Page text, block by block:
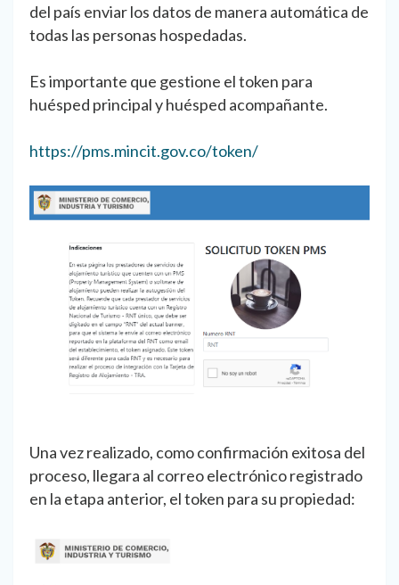
del país enviar los datos de manera automática de
todas las personas hospedadas.
Es importante que gestione el token para
huésped principal y huésped acompañante.
https://pms.mincit.gov.co/token/
Una vez realizado, como confirmación exitosa del
proceso, llegara al correo electrónico registrado
en la etapa anterior, el token para su propiedad: